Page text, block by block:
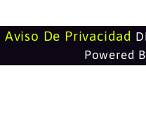
Aviso De Privacidad
Powered